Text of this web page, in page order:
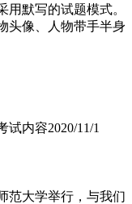
默写的试题模式。
头像、人物带手半身
试内容2020/11/1
范大学举行，与我们